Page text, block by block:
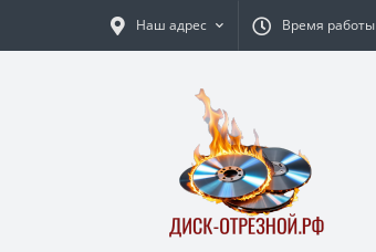
Наш адрес Время работы